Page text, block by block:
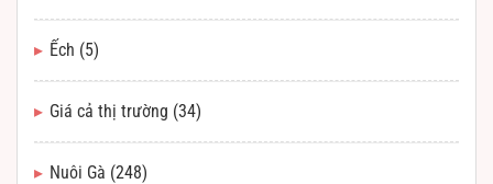
Ếch (5)
Giá cả thị trường (34)
Nuôi Gà (248)